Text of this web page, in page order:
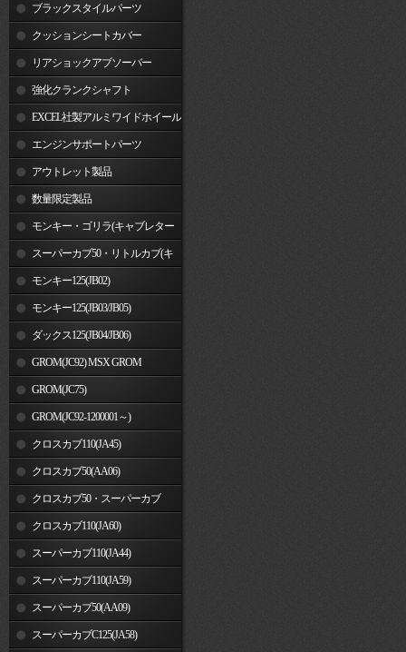
ブラックスタイルパーツ
クッションシートカバー
リアショックアブソーバー
強化クランクシャフト
EXCEL社製アルミワイドホイール
リム エンジンサポートパーツ
アウトレット製品
数量限定製品
モンキー・ゴリラ(キャブレター
車) スーパーカブ50・リトルカブ(キ
ャブレター車)
モンキー125(JB02)
モンキー125(JB03/JB05)
ダックス125(JB04/JB06)
GROM(JC92) MSX GROM
GROM(JC75)
GROM(JC92-1200001～)
クロスカブ110(JA45)
クロスカブ50(AA06)
クロスカブ50・スーパーカブ
50(AA09)/110(JA44)
クロスカブ110(JA60)
スーパーカブ110(JA44)
スーパーカブ110(JA59)
スーパーカブ50(AA09)
スーパーカブC125(JA58)